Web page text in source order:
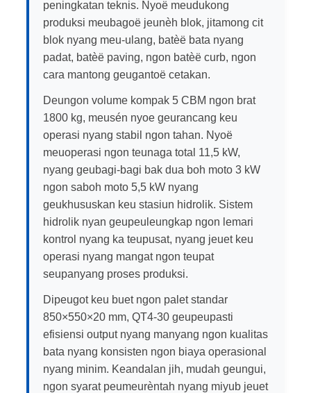
peningkatan teknis. Nyoë meudukong
produksi meubagoë jeunèh blok, jitamong cit
blok nyang meu-ulang, batèë bata nyang
padat, batèë paving, ngon batèë curb, ngon
cara mantong geugantoë cetakan.
Deungon volume kompak 5 CBM ngon brat
1800 kg, meusén nyoe geurancang keu
operasi nyang stabil ngon tahan. Nyoë
meuoperasi ngon teunaga total 11,5 kW,
nyang geubagi-bagi bak dua boh moto 3 kW
ngon saboh moto 5,5 kW nyang
geukhususkan keu stasiun hidrolik. Sistem
hidrolik nyan geupeuleungkap ngon lemari
kontrol nyang ka teupusat, nyang jeuet keu
operasi nyang mangat ngon teupat
seupanyang proses produksi.
Dipeugot keu buet ngon palet standar
850×550×20 mm, QT4-30 geupeupasti
efisiensi output nyang manyang ngon kualitas
bata nyang konsisten ngon biaya operasional
nyang minim. Keandalan jih, mudah geungui,
ngon syarat peumeurèntah nyang miyub jeuet